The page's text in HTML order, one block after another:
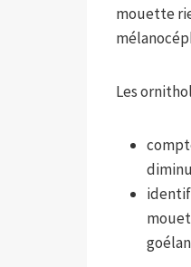
mouette
Les